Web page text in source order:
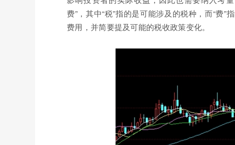
费”，其中“税”指的是可能涉及的税种，而“费
费用，并简要提及可能的税收政策变化。